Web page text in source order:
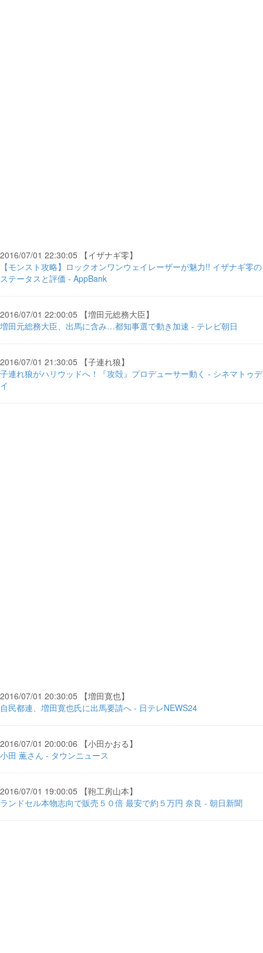
2016/07/01 22:30:05 【イザナギ零】
【モンスト攻略】ロックオンワンウェイレーザーが魅力!! イザナギ零の
ステータスと評価 - AppBank
2016/07/01 22:00:05 【増田元総務大臣】
増田元総務大臣、出馬に含み…都知事選で動き加速 - テレビ朝日
2016/07/01 21:30:05 【子連れ狼】
子連れ狼がハリウッドへ！『攻殻』プロデューサー動く - シネマトゥデ
イ
2016/07/01 20:30:05 【増田寛也】
自民都連、増田寛也氏に出馬要請へ - 日テレNEWS24
2016/07/01 20:00:06 【小田かおる】
小田 薫さん - タウンニュース
2016/07/01 19:00:05 【鞄工房山本】
ランドセル本物志向で販売５０倍 最安で約５万円 奈良 - 朝日新聞